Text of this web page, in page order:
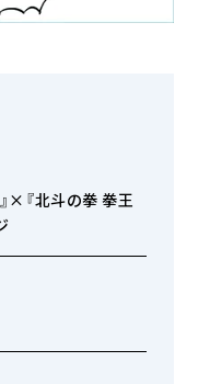
×『北斗の拳 拳王